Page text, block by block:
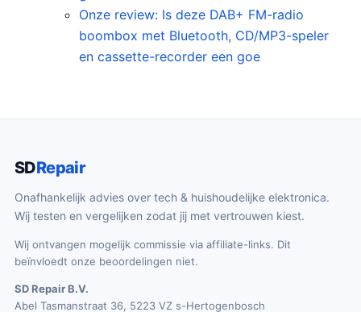
Onze review: Is deze DAB+ FM-radio
boombox met Bluetooth, CD/MP3-speler
en cassette-recorder een goe
SDRepair
Onafhankelijk advies over tech & huishoudelijke elektronica.
Wij testen en vergelijken zodat jij met vertrouwen kiest.
Wij ontvangen mogelijk commissie via affiliate-links. Dit
beïnvloedt onze beoordelingen niet.
SD Repair B.V.
Abel Tasmanstraat 36, 5223 VZ s-Hertogenbosch